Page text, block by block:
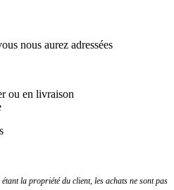
nous aurez adressées
ou en livraison
la propriété du client, les achats ne sont pas